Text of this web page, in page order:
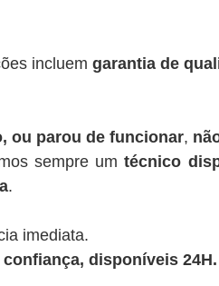
incluem garantia de
ou parou de funcionar,
sempre umtécnico
.
imediata.
disponíveis 24H.